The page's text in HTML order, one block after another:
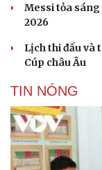
Messi tỏa sáng
2026
Lịch thi đấu và
Cúp châu Âu
TIN NÓNG